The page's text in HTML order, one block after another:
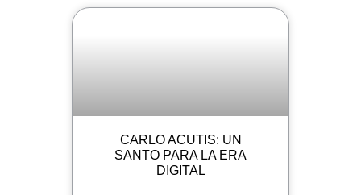
CARLO ACUTIS: UN
SANTO PARA LA ERA
DIGITAL